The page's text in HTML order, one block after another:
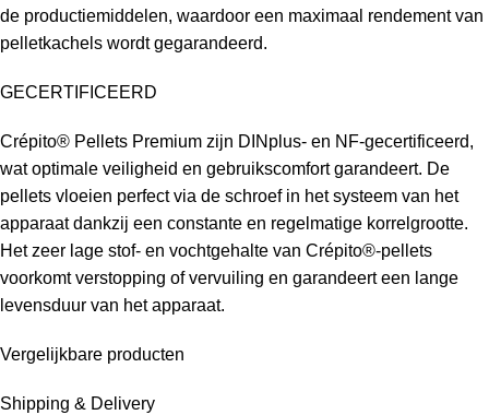
de productiemiddelen, waardoor een maximaal rendement van
pelletkachels wordt gegarandeerd.
GECERTIFICEERD
Crépito® Pellets Premium zijn DINplus- en NF-gecertificeerd,
wat optimale veiligheid en gebruikscomfort garandeert. De
pellets vloeien perfect via de schroef in het systeem van het
apparaat dankzij een constante en regelmatige korrelgrootte.
Het zeer lage stof- en vochtgehalte van Crépito®-pellets
voorkomt verstopping of vervuiling en garandeert een lange
levensduur van het apparaat.
Vergelijkbare producten
Shipping & Delivery